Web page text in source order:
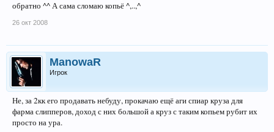
обратно ^^ А сама сломаю копьё ^,..,^
26 окт 2008
ManowaR
Игрок
Не, за 2кк его продавать небуду, прокачаю ещё аги спиар круза для
фарма слипперов, доход с них большой а круз с таким копьем рубит их
просто на ура.